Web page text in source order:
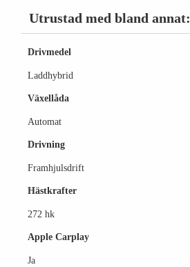
Utrustad med bland annat:
Drivmedel
Laddhybrid
Växellåda
Automat
Drivning
Framhjulsdrift
Hästkrafter
272 hk
Apple Carplay
Ja